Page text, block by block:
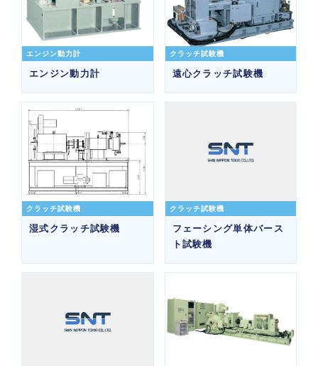
エンジン動力計
エンジン動力計
クラッチ試験機
遠心クラッチ試験機
クラッチ試験機
湿式クラッチ試験機
クラッチ試験機
フェーシング単体バース
ト試験機